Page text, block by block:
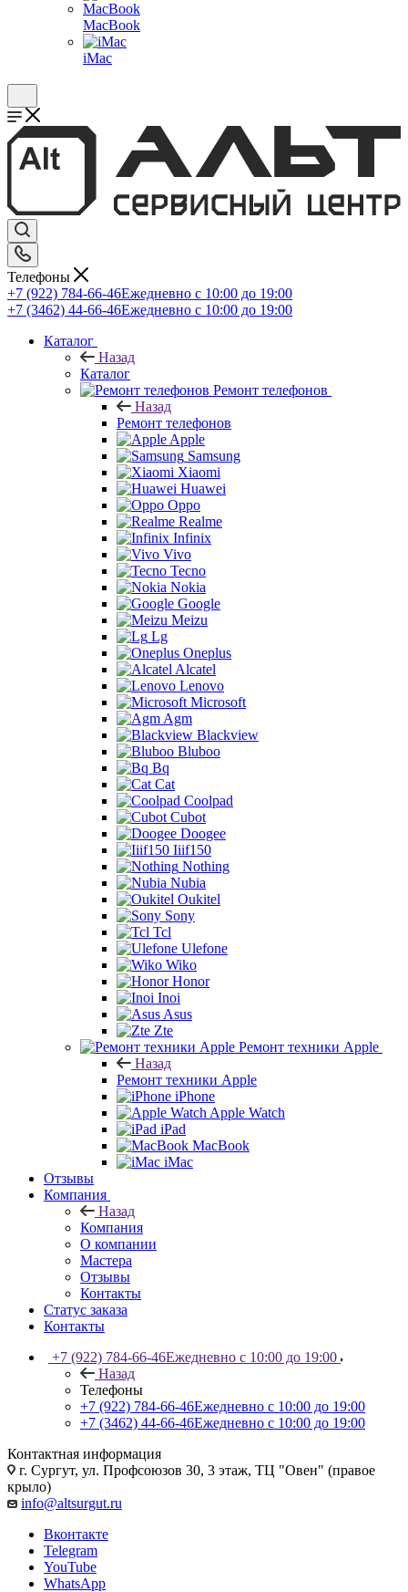
MacBook
iMac
Телефоны
+7 (922) 784-66-46Ежедневно с 10:00 до 19:00
+7 (3462) 44-66-46Ежедневно с 10:00 до 19:00
Каталог
Назад
Каталог
Ремонт телефонов
Назад
Ремонт телефонов
Apple
Samsung
Xiaomi
Huawei
Oppo
Realme
Infinix
Vivo
Tecno
Nokia
Google
Meizu
Lg
Oneplus
Alcatel
Lenovo
Microsoft
Agm
Blackview
Bluboo
Bq
Cat
Coolpad
Cubot
Doogee
Iiif150
Nothing
Nubia
Oukitel
Sony
Tcl
Ulefone
Wiko
Honor
Inoi
Asus
Zte
Ремонт техники Apple
Назад
Ремонт техники Apple
iPhone
Apple Watch
iPad
MacBook
iMac
Отзывы
Компания
Назад
Компания
О компании
Мастера
Отзывы
Контакты
Статус заказа
Контакты
+7 (922) 784-66-46Ежедневно с 10:00 до 19:00
Назад
Телефоны
+7 (922) 784-66-46Ежедневно с 10:00 до 19:00
+7 (3462) 44-66-46Ежедневно с 10:00 до 19:00
Контактная информация
г. Сургут, ул. Профсоюзов 30, 3 этаж, ТЦ "Овен" (правое
крыло)
info@altsurgut.ru
Вконтакте
Telegram
YouTube
WhatsApp